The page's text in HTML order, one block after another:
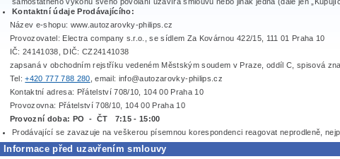
Kontaktní údaje Prodávajícího:
Název e-shopu: www.autozarovky-philips.cz
Provozovatel: Electra company s.r.o., se sídlem Za Kovárnou 422/15, 111 01 Praha 10
IČ: 24141038, DIČ: CZ24141038
zapsaná v obchodním rejstříku vedeném Městským soudem v Praze, oddíl C, spisová
Tel:+420 777 788 280 , email: info@autozarovky-philips.cz
Kontaktní adresa: Přátelství 708/10, 104 00 Praha 10
Provozovna: Přátelství 708/10, 104 00 Praha 10
Provozní doba: PO - ČT 7:15 - 15:00
Prodávající se zavazuje na veškerou písemnou korespondenci reagovat neprodleně,
Informace před uzavřením smlouvy